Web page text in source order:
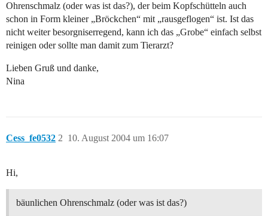
Ohrenschmalz (oder was ist das?), der beim Kopfschütteln auch
schon in Form kleiner „Bröckchen“ mit „rausgeflogen“ ist. Ist das
nicht weiter besorgniserregend, kann ich das „Grobe“ einfach selbst
reinigen oder sollte man damit zum Tierarzt?
Lieben Gruß und danke,
Nina
Cess_fe0532 10. August 2004 um 16:07
2
Hi,
bäunlichen Ohrenschmalz (oder was ist das?)